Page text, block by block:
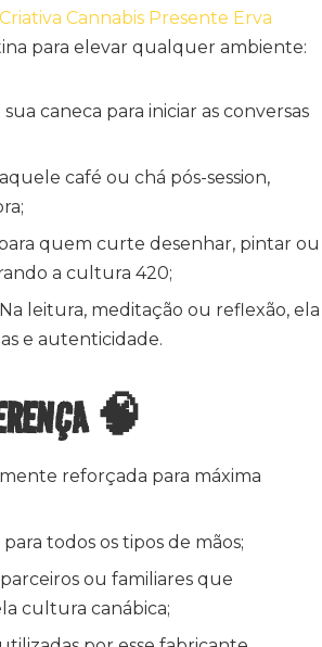
Cannabis Presente Erva
para elevar qualquer ambiente:
sua caneca para iniciar as conversas
café ou chá pós-session,
quem curte desenhar, pintar ou
a cultura 420;
Na leitura, meditação ou reflexão, ela
e autenticidade.
🧠
reforçada para máxima
todos os tipos de mãos;
ou familiares que
cultura canábica;